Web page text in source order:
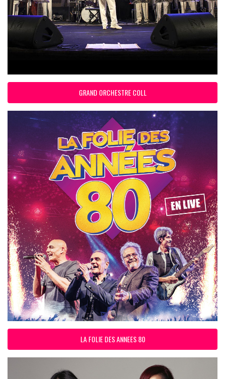
GRAND ORCHESTRE COLL
LA FOLIE DES ANNEES 80